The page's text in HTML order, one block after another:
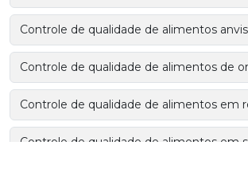
Controle de qualidade de alimentos
Controle de qualidade de alimentos de
Controle de qualidade de alimentos em
Controle de qualidade de alimentos em